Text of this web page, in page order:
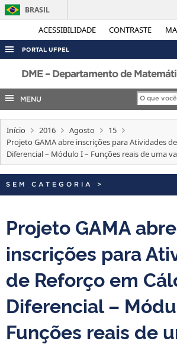
ACESSIBILIDADE CONTRASTE
BRASIL
PORTAL UFPEL
ACESSO À INFORMAÇÃO
AUDITORIA
COBALTO
CONCURSOS
EDITAIS
TELEFONES
DME – Departamento de
MENU
Início 2016 Agosto
15
Projeto GAMA abre inscrições para Atividades
Diferencial – Módulo I – Funções reais de uma
SEM CATEGORIA >
Projeto GAMA abre
inscrições para
de Reforço em
Diferencial –
Funções reais de